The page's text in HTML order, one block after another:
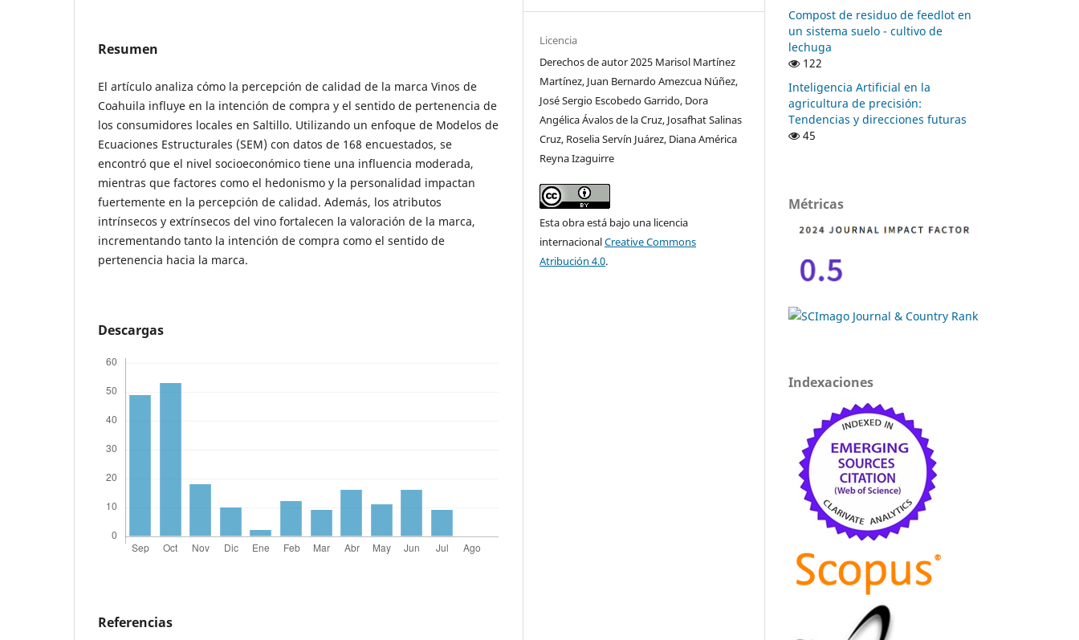
Resumen
El artículo analiza cómo la percepción de calidad de la marca Vinos de
Coahuila influye en la intención de compra y el sentido de pertenencia de
los consumidores locales en Saltillo. Utilizando un enfoque de Modelos de
Ecuaciones Estructurales (SEM) con datos de 168 encuestados, se
encontró que el nivel socioeconómico tiene una influencia moderada,
mientras que factores como el hedonismo y la personalidad impactan
fuertemente en la percepción de calidad. Además, los atributos
intrínsecos y extrínsecos del vino fortalecen la valoración de la marca,
incrementando tanto la intención de compra como el sentido de
pertenencia hacia la marca.
Descargas
Referencias
Licencia
Derechos de autor 2025 Marisol Martínez
Martínez, Juan Bernardo Amezcua Núñez,
José Sergio Escobedo Garrido, Dora
Angélica Ávalos de la Cruz, Josafhat Salinas
Cruz, Roselia Servín Juárez, Diana América
Reyna Izaguirre
Esta obra está bajo una licencia
internacionalCreative Commons
Atribución 4.0.
Compost de residuo de feedlot en
un sistema suelo - cultivo de
lechuga
122
Inteligencia Artificial en la
agricultura de precisión:
Tendencias y direcciones futuras
45
Métricas
Indexaciones